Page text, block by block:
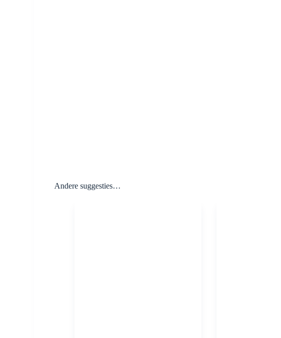
Andere suggesties…